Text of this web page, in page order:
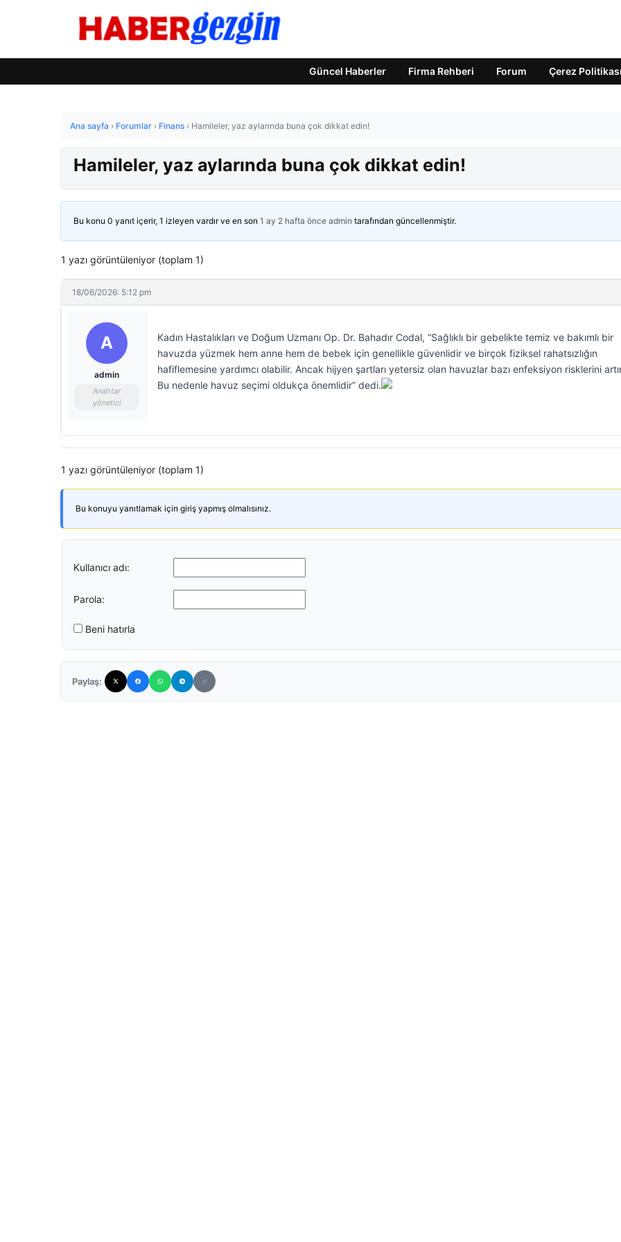
Güncel Haberler Firma Rehberi Forum Çerez Politikası
Ana sayfa › Forumlar › Finans › Hamileler, yaz aylarında buna çok dikkat edin!
Hamileler, yaz aylarında buna çok dikkat edin!
Bu konu 0 yanıt içerir, 1 izleyen vardır ve en son 1 ay 2 hafta önce admin tarafından güncellenmiştir.
1 yazı görüntüleniyor (toplam 1)
18/06/2026: 5:12 pm
A
admin
Anahtar
yönetici
Kadın Hastalıkları ve Doğum Uzmanı Op. Dr. Bahadır Codal, “Sağlıklı bir gebelikte temiz ve bakımlı bir
havuzda yüzmek hem anne hem de bebek için genellikle güvenlidir ve birçok fiziksel rahatsızlığın
hafiflemesine yardımcı olabilir. Ancak hijyen şartları yetersiz olan havuzlar bazı enfeksiyon risklerini
Bu nedenle havuz seçimi oldukça önemlidir” dedi.
1 yazı görüntüleniyor (toplam 1)
Bu konuyu yanıtlamak için giriş yapmış olmalısınız.
Kullanıcı adı:
Parola:
Beni hatırla
Paylaş: